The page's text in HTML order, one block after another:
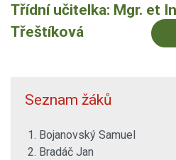
Třídní učitelka: Mgr. et
Třeštíková
Seznam žáků
1. Bojanovský Samuel
2. Bradáč Jan